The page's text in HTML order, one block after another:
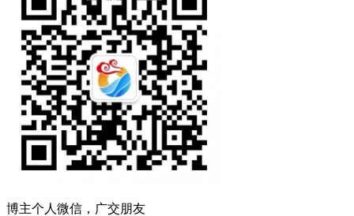
博主个人微信，广交朋友